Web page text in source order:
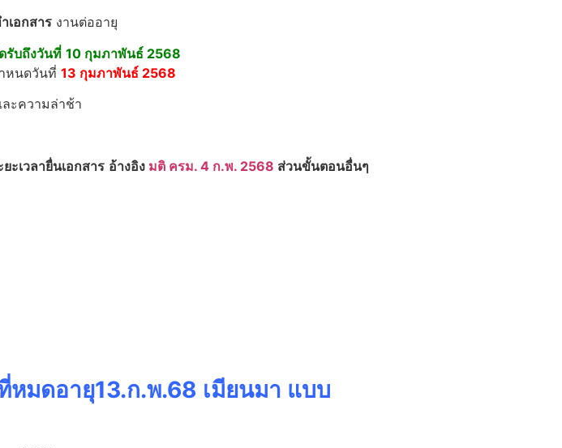
เอกสารงานต่ออายุ
รับถึงวันที่ 10 กุมภาพันธ์ 2568
หนดวันที่ 13 กุมภาพันธ์ 2568
ะความล่าช้า
ะเวลายื่นเอกสาร อ้างอิง มติ ครม. 4 ก.พ. 2568 ส่วนขั้นตอนอื่นๆ
มดอายุ13.ก.พ.68 เมียนมา แบบ